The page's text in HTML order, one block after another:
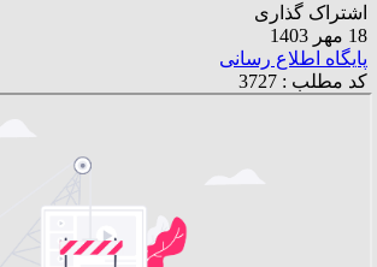
اشتراک گذاری
18 مهر 1403
پایگاه اطلاع رسانی
کد مطلب : 3727